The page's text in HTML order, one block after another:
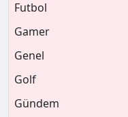
Futbol
Gamer
Genel
Golf
Gündem